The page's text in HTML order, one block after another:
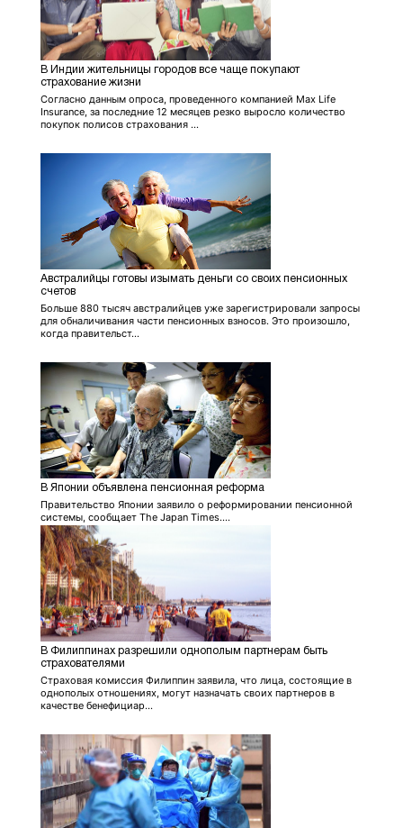
В Индии жительницы городов все чаще покупают
страхование жизни
Согласно данным опроса, проведенного компанией Max Life
Insurance, за последние 12 месяцев резко выросло количество
покупок полисов страхования ...
Австралийцы готовы изымать деньги со своих пенсионных
счетов
Больше 880 тысяч австралийцев уже зарегистрировали запросы
для обналичивания части пенсионных взносов. Это произошло,
когда правительст...
В Японии объявлена пенсионная реформа
Правительство Японии заявило о реформировании пенсионной
системы, сообщает The Japan Times....
В Филиппинах разрешили однополым партнерам быть
страхователями
Страховая комиссия Филиппин заявила, что лица, состоящие в
однополых отношениях, могут назначать своих партнеров в
качестве бенефициар...